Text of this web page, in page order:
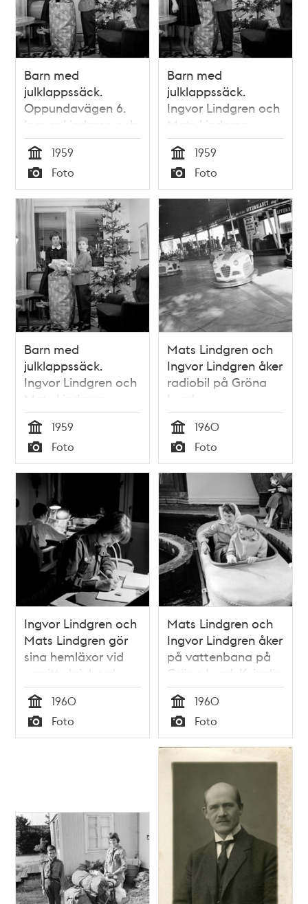
Barn med
julklappssäck.
Oppundavägen 6.
Ingvor Lindgren och
Mats Lindgren
Tid
1959
Typ
Foto
Barn med
julklappssäck.
Ingvor Lindgren och
Mats Lindgren.
Oppundavägen 6
Tid
1959
Typ
Foto
Barn med
julklappssäck.
Ingvor Lindgren och
Mats Lindgren.
Oppundavägen 6
Tid
1959
Typ
Foto
Mats Lindgren och
Ingvor Lindgren åker
radiobil på Gröna
Lund
Tid
1960
Typ
Foto
Ingvor Lindgren och
Mats Lindgren gör
sina hemläxor vid
varsitt skrivbord.
Oppundavägen 6
Tid
1960
Typ
Foto
Mats Lindgren och
Ingvor Lindgren åker
på vattenbana på
Gröna Lund. Kvinnlig
fotograf håller
kamera och blixt i
bakgrunden
Tid
1960
Typ
Foto